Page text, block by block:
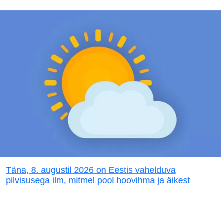
Täna, 8. augustil 2026 on Eestis vahelduva
pilvisusega ilm, mitmel pool hoovihma ja äikest